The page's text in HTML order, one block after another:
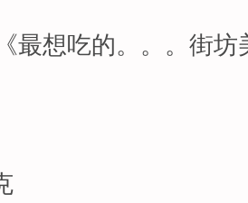
最想吃的。。。街坊